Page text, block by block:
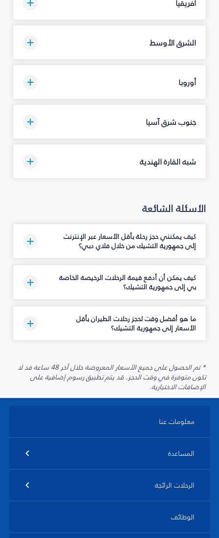
أفريقيا
الشرق الأوسط
أوروبا
جنوب شرق آسيا
شبه القارة الهندية
الأسئلة الشائعة
كيف يمكنني حجز رحلة بأقل الأسعار عبر الإنترنت
إلى جمهورية التشيك من خلال فلاي دبي؟
كيف يمكن أن أدفع قيمة الرحلات الرخيصة الخاصة
بي إلى جمهورية التشيك؟
ما هو أفضل وقت لحجز رحلات الطيران بأقل
الأسعار إلى جمهورية التشيك؟
* تم الحصول على جميع الأسعار المعروضة خلال آخر 48 ساعة قد لا
تكون متوفرة في وقت الحجز. قد يتم تطبيق رسوم إضافية على
الإضافات الاختيارية.
معلومات عنا
المساعدة
الرحلات الرائجة
الوظائف